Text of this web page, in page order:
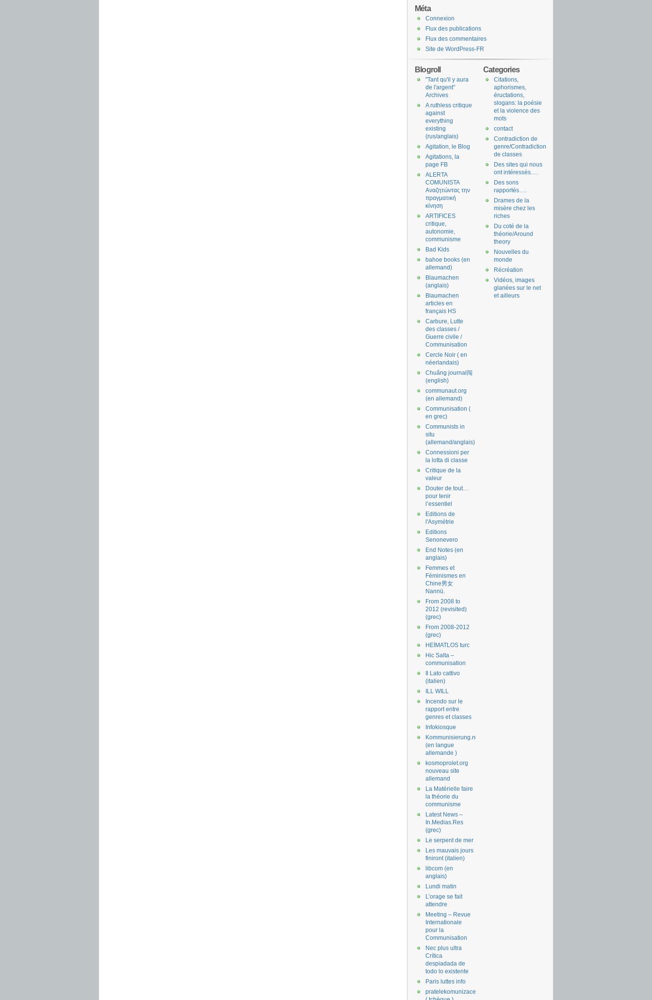
Méta
Connexion
Flux des publications
Flux des commentaires
Site de WordPress-FR
Categories
Citations,
aphorismes,
éructations,
slogans: la poésie
et la violence des
mots
contact
Contradiction de
genre/Contradiction
de classes
Des sites qui nous
ont intéressés….
Des sons
rapportés….
Drames de la
misère chez les
riches
Du coté de la
théorie/Around
theory
Nouvelles du
monde
Récréation
Vidéos, images
glanées sur le net
et ailleurs
Blogroll
"Tant qu'il y aura
de l'argent"
Archives
A ruthless critique
against
everything
existing
(rus/anglais)
Agitation, le Blog
Agitations, la
page FB
ALERTA
COMUNISTA
Αναζητώντας την
πραγματική
κίνηση
ARTIFICES
critique,
autonomie,
communisme
Bad Kids
bahoe books (en
allemand)
Blaumachen
(anglais)
Blaumachen
articles en
français HS
Carbure, Lutte
des classes /
Guerre civile /
Communisation
Cercle Noir ( en
néerlandais)
Chuǎng journal闯
(english)
communaut.org
(en allemand)
Communisation (
en grec)
Communists in
situ
(allemand/anglais)
Connessioni per
la lotta di classe
Critique de la
valeur
Douter de tout…
pour tenir
l’essentiel
Editions de
l'Asymétrie
Editions
Senonevero
End Notes (en
anglais)
Femmes et
Féminismes en
Chine男女
Nannü.
From 2008 to
2012 (revisited)
(grec)
From 2008-2012
(grec)
HEİMATLOS turc
Hic Salta –
communisation
Il Lato cattivo
(italien)
ILL WILL
Incendo sur le
rapport entre
genres et classes
Infokiosque
Kommunisierung.net
(en langue
allemande )
kosmoprolet.org
nouveau site
allemand
La Matérielle faire
la théorie du
communisme
Latest News –
In.Medias.Res
(grec)
Le serpent de mer
Les mauvais jours
finiront (italien)
libcom (en
anglais)
Lundi matin
L’orage se fait
attendre
Meeting – Revue
Internationale
pour la
Communisation
Nec plus ultra
Crítica
despiadada de
todo lo existente
Paris luttes info
pratelekomunizace